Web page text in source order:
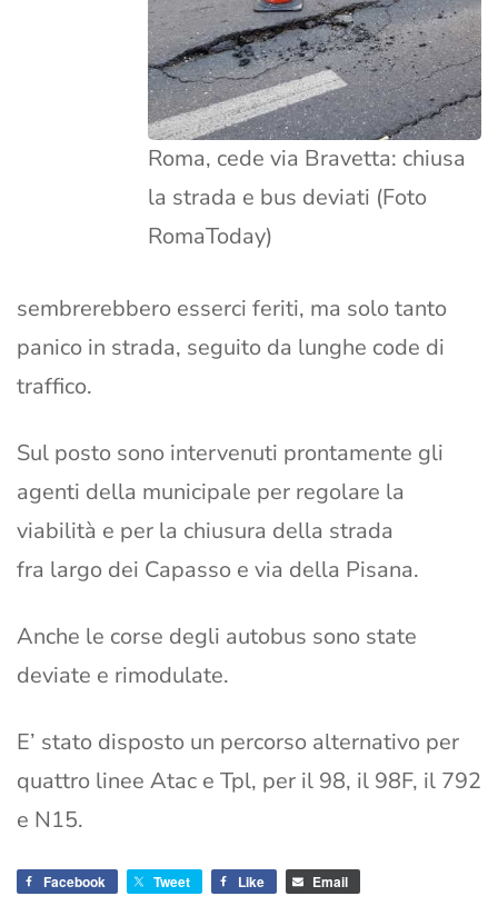
Roma, cede via Bravetta: chiusa
la strada e bus deviati (Foto
RomaToday)
sembrerebbero esserci feriti, ma solo tanto
panico in strada, seguito da lunghe code di
traffico.
Sul posto sono intervenuti prontamente gli
agenti della municipale per regolare la
viabilità e per la chiusura della strada
fra largo dei Capasso e via della Pisana.
Anche le corse degli autobus sono state
deviate e rimodulate.
E’ stato disposto un percorso alternativo per
quattro linee Atac e Tpl, per il 98, il 98F, il 792
e N15.
Facebook Tweet Like Email